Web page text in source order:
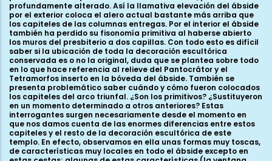
profundamente alterado. Así la llamativa elevación del ábside
por el exterior coloca el alero actual bastante más arriba que
los capiteles de las columnas entregas. Por el interior el ábside
también ha perdido su fisonomía primitiva al haberse abierto
los muros del presbiterio a dos capillas. Con todo esto es difícil
saber si la ubicación de toda la decoración escultórica
conservada es o no la original, duda que se plantea sobre todo
en lo que hace referencia al relieve del Pantocrátor y el
Tetramorfos inserto en la bóveda del ábside. También se
presenta problemático saber cuándo y cómo fueron colocados
los capiteles del arco triunfal. ¿Son los primitivos? ¿Sustituyeron
en un momento determinado a otros anteriores? Estas
interrogantes surgen necesariamente desde el momento en
que nos damos cuenta de las enormes diferencias entre estos
capiteles y el resto de la decoración escultórica de este
templo. En efecto, observamos en ella unas formas muy toscas,
de características muy locales en todo el ábside excepto en